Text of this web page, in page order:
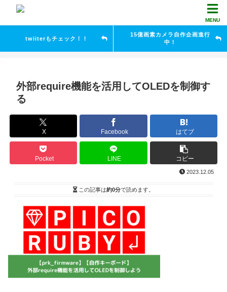
MENU
twiiterもチェック！！
15億画素カメラ自作企画進行
中！
外部require機能を活用してOLEDを制御す
る
X Facebook はてブ
Pocket LINE コピー
2023.12.05
この記事は約0分で読めます。